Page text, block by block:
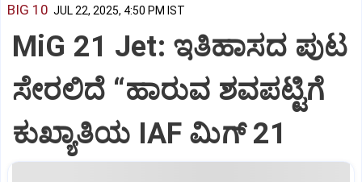
BIG 10 JUL 22, 2025, 4:50 PM IST
MiG 21 Jet: ಇತಿಹಾಸದ ಪುಟ
ಸೇರಲಿದೆ “ಹಾರುವ ಶವಪಟ್ಟಿಗೆ
ಕುಖ್ಯಾತಿಯ IAF ಮಿಗ್‌ 21